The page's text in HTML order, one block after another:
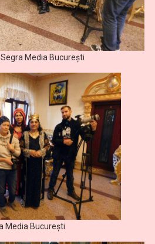
Media București
Media București